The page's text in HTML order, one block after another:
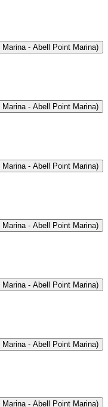
- Abell Point Marina)
- Abell Point Marina)
- Abell Point Marina)
- Abell Point Marina)
- Abell Point Marina)
- Abell Point Marina)
- Abell Point Marina)